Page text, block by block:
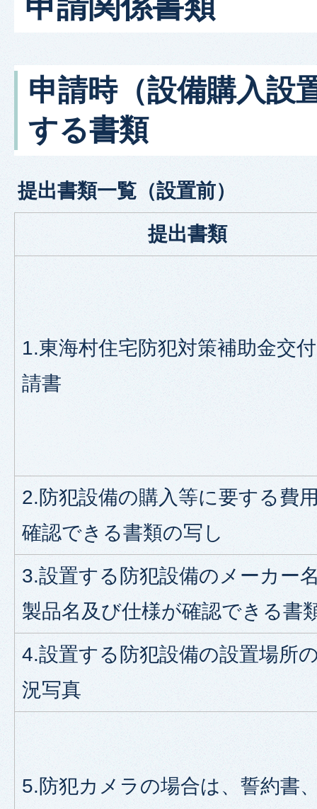
申請時（設備購入設
する書類
提出書類一覧（設置前）
提出書類
1.東海村住宅防犯対策補助金交
請書
2.防犯設備の購入等に要する費
確認できる書類の写し
3.設置する防犯設備のメーカー
製品名及び仕様が確認できる書
4.設置する防犯設備の設置場所
況写真
5.防犯カメラの場合は、誓約書